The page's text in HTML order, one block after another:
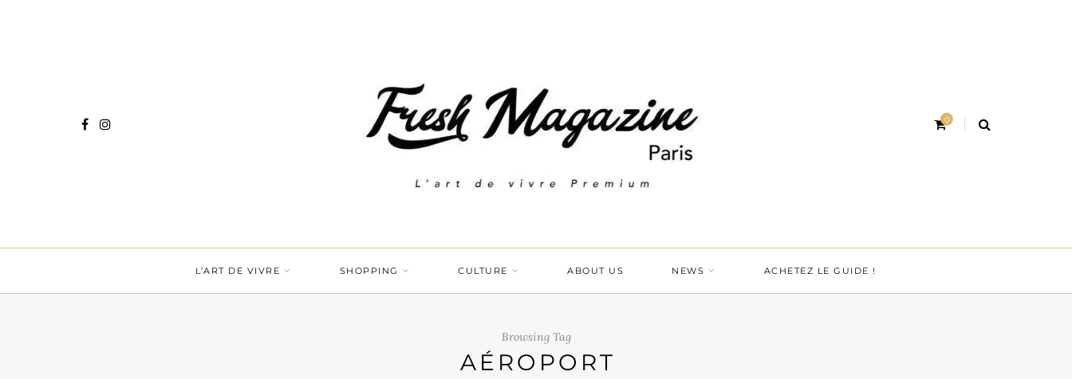
0
L’ART DE VIVRE SHOPPING CULTURE ABOUT US NEWS ACHETEZ LE GUIDE !
Browsing Tag
AÉROPORT